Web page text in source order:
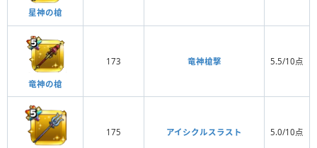
星神の槍
竜神の槍
173 竜神槍撃 5.5/10点
175 アイシクルスラスト 5.0/10点